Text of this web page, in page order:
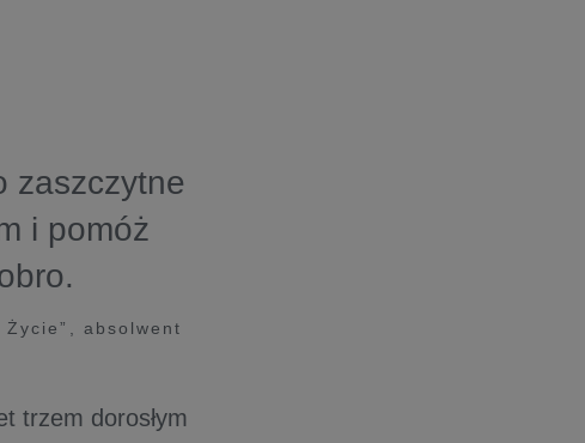
zaszczytne
i pomóż
absolwent
trzem dorosłym